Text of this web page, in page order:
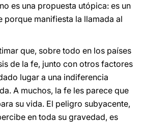
es una propuesta utópica: es un
porque manifiesta la llamada al
que, sobre todo en los países
de la fe, junto con otros factores
lugar a una indiferencia
A muchos, la fe les parece que
su vida. El peligro subyacente,
en toda su gravedad, es